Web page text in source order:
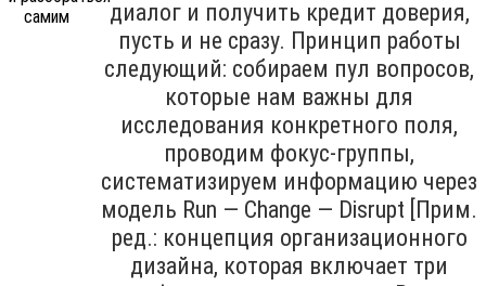
диалог и получить кредит доверия,
пусть и не сразу. Принцип работы
следующий: собираем пул вопросов,
которые нам важны для
исследования конкретного поля,
проводим фокус-группы,
систематизируем информацию через
модель Run — Change — Disrupt [Прим.
ред.: концепция организационного
дизайна, которая включает три